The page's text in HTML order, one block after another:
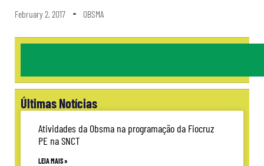
February 2, 2017 OBSMA
Últimas Notícias
Atividades da Obsma na programação da Fiocruz
PE na SNCT
LEIA MAIS »